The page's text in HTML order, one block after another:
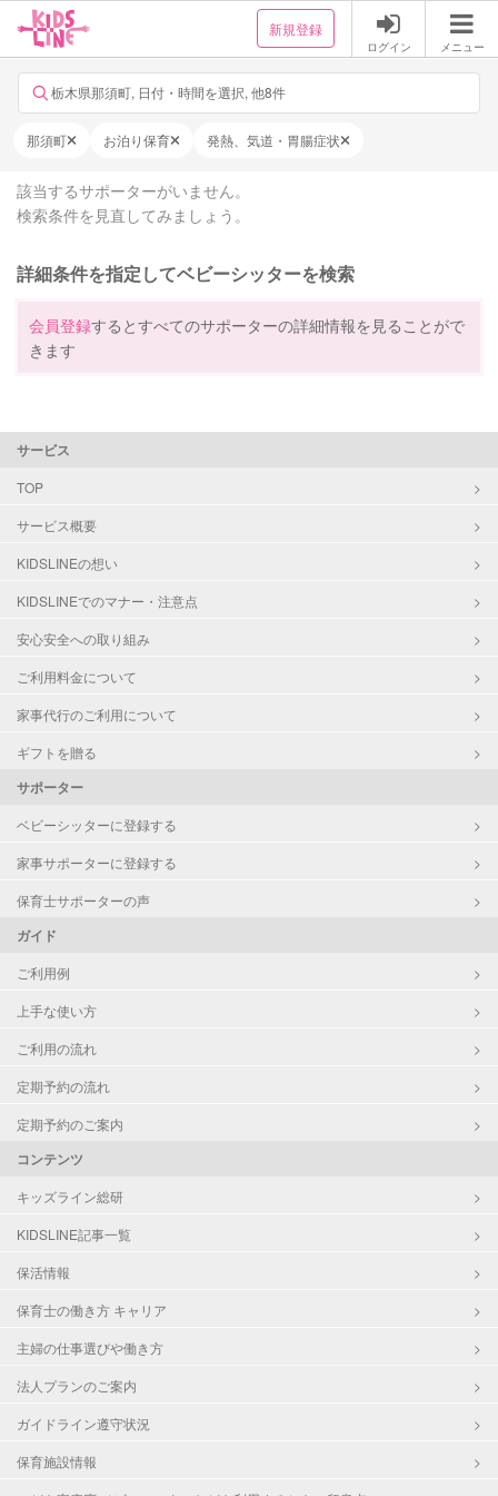
新規登録
ログイン メニュー
栃木県那須町, 日付・時間を選択, 他8件
那須町 お泊り保育 発熱、気道・胃腸症状
該当するサポーターがいません。
検索条件を見直してみましょう。
詳細条件を指定してベビーシッターを検索
会員登録するとすべてのサポーターの詳細情報を見ることがで
きます
サービス
TOP
サービス概要
KIDSLINEの想い
KIDSLINEでのマナー・注意点
安心安全への取り組み
ご利用料金について
家事代行のご利用について
ギフトを贈る
サポーター
ベビーシッターに登録する
家事サポーターに登録する
保育士サポーターの声
ガイド
ご利用例
上手な使い方
ご利用の流れ
定期予約の流れ
定期予約のご案内
コンテンツ
キッズライン総研
KIDSLINE記事一覧
保活情報
保育士の働き方 キャリア
主婦の仕事選びや働き方
法人プランのご案内
ガイドライン遵守状況
保育施設情報